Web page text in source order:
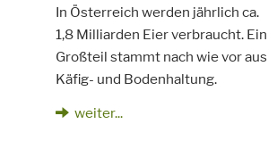
In Österreich werden jährlich ca.
1,8 Milliarden Eier verbraucht. Ein
Großteil stammt nach wie vor aus
Käfig- und Bodenhaltung.
weiter...